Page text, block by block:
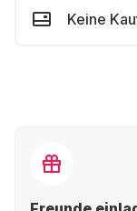
Keine